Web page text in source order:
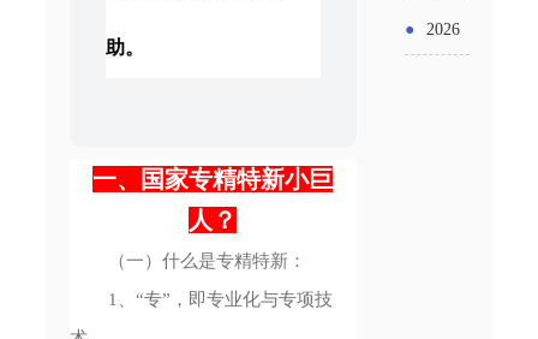
助。
一、国家专精特新小巨
人？
（一）什么是专精特新：
1、“专”，即专业化与专项技
申报要
支持科
务培育
● 2026